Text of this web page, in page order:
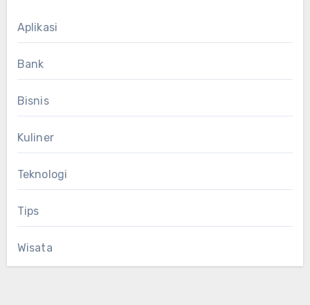
Aplikasi
Bank
Bisnis
Kuliner
Teknologi
Tips
Wisata